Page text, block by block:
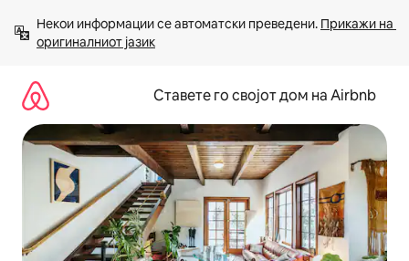
содржина
Некои информации се автоматски преведени. Прикажи на
оригиналниот јазик
Ставете го својот дом на Airbnb